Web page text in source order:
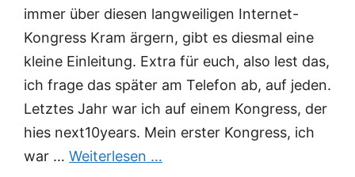
immer über diesen langweiligen Internet-
Kongress Kram ärgern, gibt es diesmal eine
kleine Einleitung. Extra für euch, also lest das,
ich frage das später am Telefon ab, auf jeden.
Letztes Jahr war ich auf einem Kongress, der
hies next10years. Mein erster Kongress, ich
war … Weiterlesen …